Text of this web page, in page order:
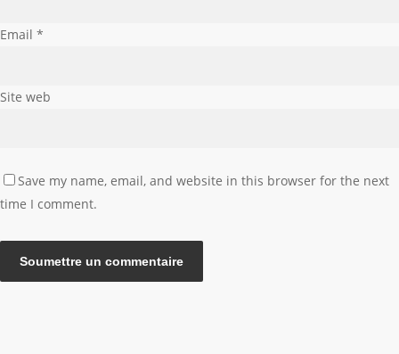
Email *
Site web
Save my name, email, and website in this browser for the next
time I comment.